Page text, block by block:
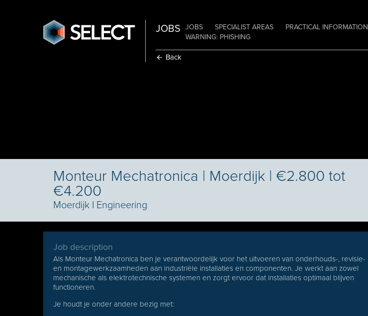
JOBS JOBS SPECIALIST AREAS PRACTICAL INFORMATION
WARNING: PHISHING
Back
Monteur Mechatronica | Moerdijk | €2.800 tot
€4.200
Moerdijk I Engineering
Job description
Als Monteur Mechatronica ben je verantwoordelijk voor het uitvoeren van onderhouds-, revisie-
en montagewerkzaamheden aan industriële installaties en componenten. Je werkt aan zowel
mechanische als elektrotechnische systemen en zorgt ervoor dat installaties optimaal blijven
functioneren.
Je houdt je onder andere bezig met: